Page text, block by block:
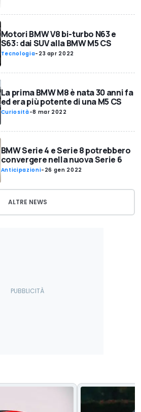
Motori BMW V8 bi-turbo N63 e
S63: dai SUV alla BMW M5 CS
Tecnologia- 23 apr 2022
La prima BMW M8 è nata 30 anni fa
ed era più potente di una M5 CS
Curiosità-8 mar 2022
BMW Serie 4 e Serie 8 potrebbero
convergere nella nuova Serie 6
Anticipazioni- 26 gen 2022
ALTRE NEWS